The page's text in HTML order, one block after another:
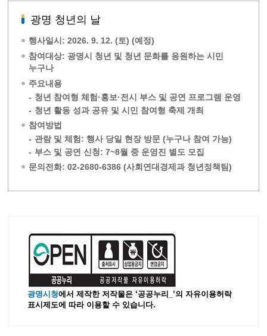
광명 청년의 날
행사일시: 2026. 9. 12. (토) (예정)
참여대상: 광명시 청년 및 청년 문화를 응원하는 시민
누구나
주요내용
- 청년 참여형 체험·홍보·전시 부스 및 공연 프로그램 운영
- 청년 활동 성과 공유 및 시민 참여형 축제 개최
참여방법
- 관람 및 체험: 행사 당일 현장 방문 (누구나 참여 가능)
- 부스 및 공연 신청: 7~8월 중 운영진 별도 모집
문의전화: 02-2680-6386 (사회연대경제과 청년정책팀)
광명시청에서 제작한 저작물은 ‘공공누리_’의 자유이용허락
표시제도에 따라 이용할 수 있습니다.